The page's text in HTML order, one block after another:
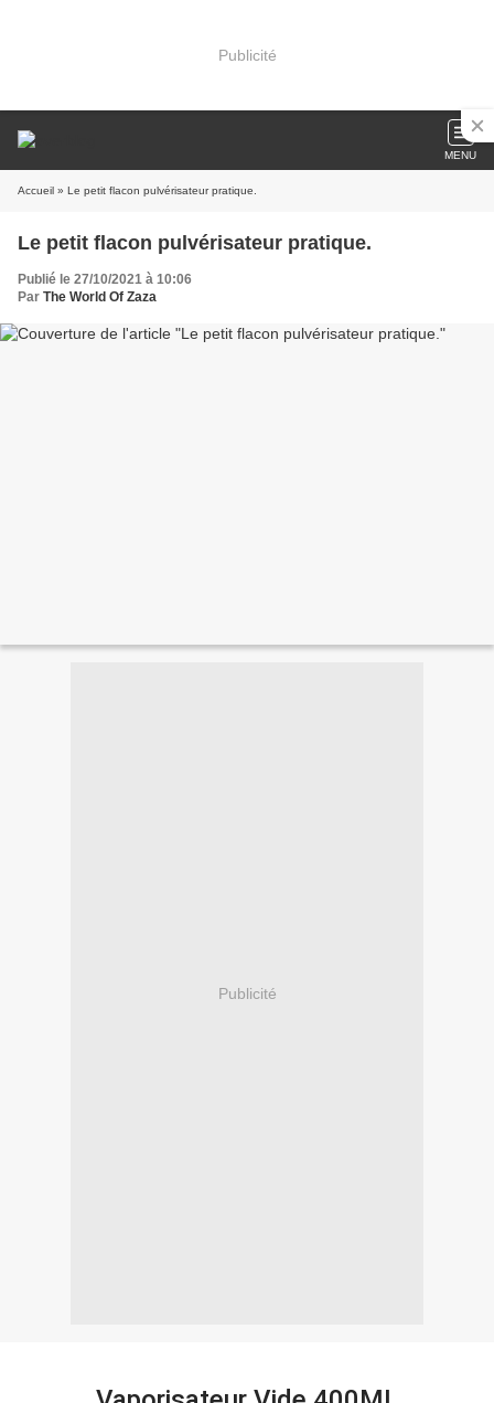
Publicité
MENU
Accueil » Le petit flacon pulvérisateur pratique.
Le petit flacon pulvérisateur pratique.
Publié le 27/10/2021 à 10:06
Par The World Of Zaza
Publicité